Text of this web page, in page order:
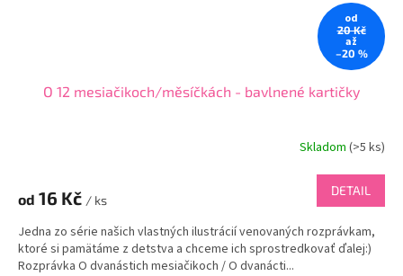
od
20 Kč
až
–20 %
O 12 mesiačikoch/měsíčkách - bavlnené kartičky
Skladom (>5 ks)
od 16 Kč / ks
DETAIL
Jedna zo série našich vlastných ilustrácií venovaných rozprávkam,
ktoré si pamätáme z detstva a chceme ich sprostredkovať ďalej:)
Rozprávka O dvanástich mesiačikoch / O dvanácti...